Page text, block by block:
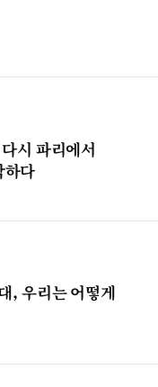
시 파리에서
하다
, 우리는 어떻게